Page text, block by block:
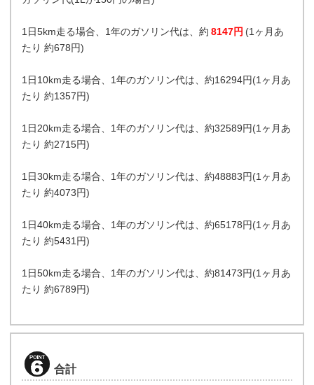
1日5km走る場合、1年のガソリン代は、約 8147円 (1ヶ月あ
たり 約678円)
1日10km走る場合、1年のガソリン代は、約16294円(1ヶ月あ
たり 約1357円)
1日20km走る場合、1年のガソリン代は、約32589円(1ヶ月あ
たり 約2715円)
1日30km走る場合、1年のガソリン代は、約48883円(1ヶ月あ
たり 約4073円)
1日40km走る場合、1年のガソリン代は、約65178円(1ヶ月あ
たり 約5431円)
1日50km走る場合、1年のガソリン代は、約81473円(1ヶ月あ
たり 約6789円)
合計